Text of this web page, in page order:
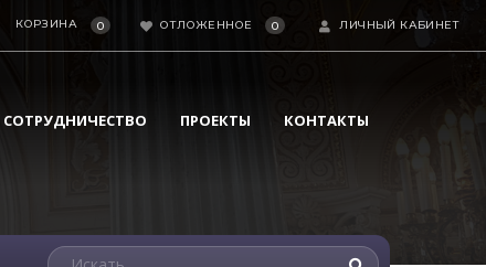
КОРЗИНА 0 ОТЛОЖЕННОЕ 0 ЛИЧНЫЙ КАБИНЕТ
СОТРУДНИЧЕСТВО ПРОЕКТЫ КОНТАКТЫ